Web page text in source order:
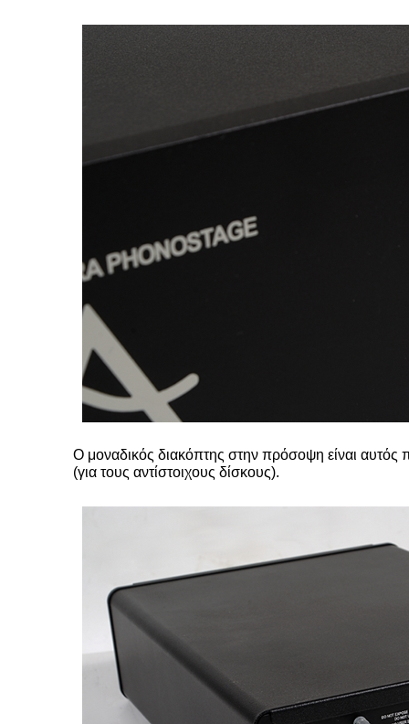
Ο μοναδικός διακόπτης στην πρόσοψη είναι αυτός
(για τους αντίστοιχους δίσκους).